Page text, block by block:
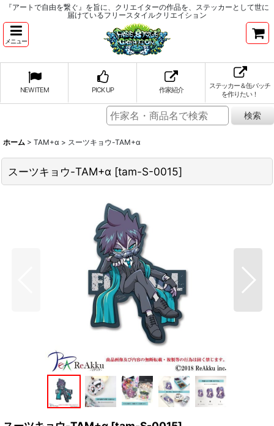
『アートで自由を繋ぐ』を旨に、クリエイターの作品を、ステッカーとして世に
届けているフリースタイルクリエイション
メニュー
NEW ITEM PICK UP 作家紹介
ステッカー＆缶バッチ
を作りたい！
ホーム > TAM+α > スーツキョウ-TAM+α
スーツキョウ-TAM+α [tam-S-0015]